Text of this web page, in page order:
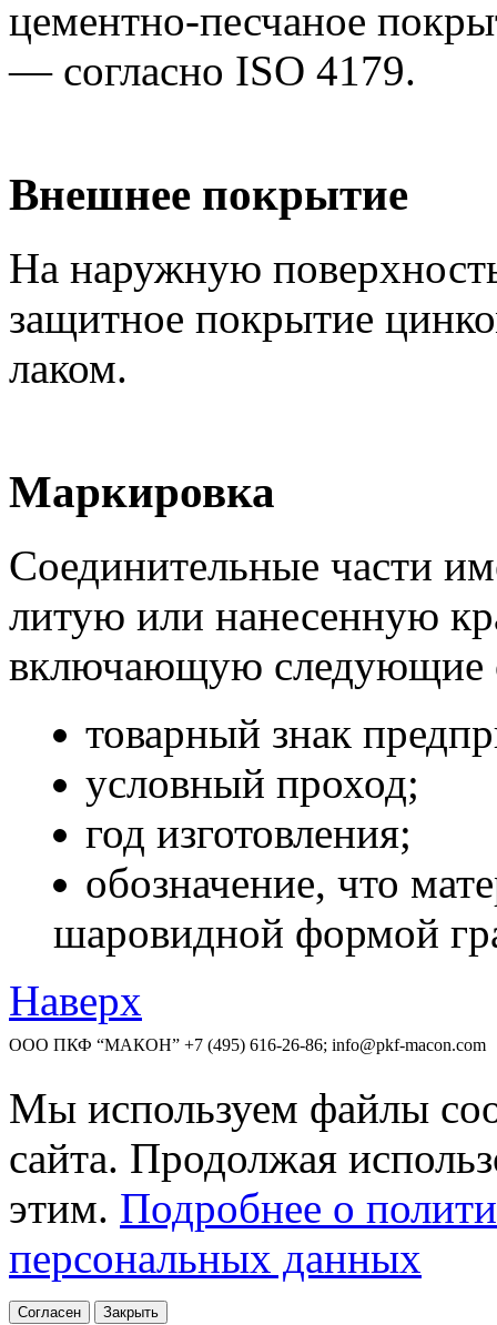
цементно-песчаное
— согласно ISO 4179.
Внешнее покрытие
На наружную
защитное покрытие
лаком.
Маркировка
Соединительные части
литую или нанесенную
включающую следующие
товарный знак
условный проход;
год изготовления;
обозначение, что
шаровидной формой
Наверх
ООО ПКФ “МАКОН” +7 (495) 616-26-86; info@pkf-macon.com
Мы используем файлы
сайта. Продолжая
этим. Подробнее о
персональных данных
Согласен Закрыть